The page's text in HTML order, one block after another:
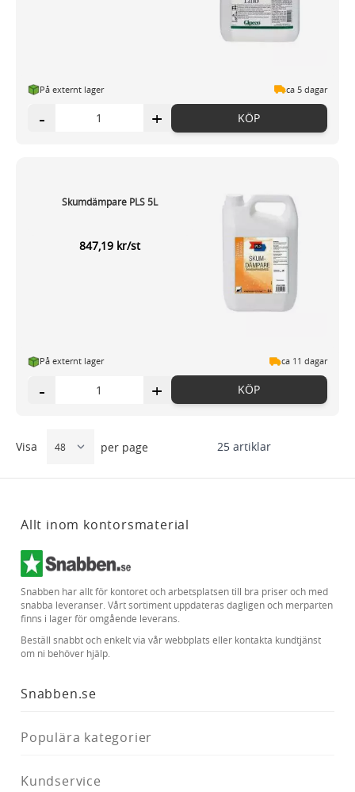
På externt lager ca 5 dagar
- + KÖP
Skumdämpare PLS 5L
847,19 kr/st
På externt lager ca 11 dagar
- + KÖP
25artiklar
Visa per page
Allt inom kontorsmaterial
Snabben har allt för kontoret och arbetsplatsen till bra priser och med
snabba leveranser. Vårt sortiment uppdateras dagligen och merparten
finns i lager för omgående leverans.
Beställ snabbt och enkelt via vår webbplats eller kontakta kundtjänst
om ni behöver hjälp.
Snabben.se
Populära kategorier
Kundservice